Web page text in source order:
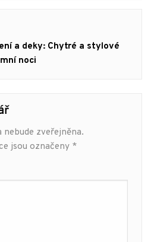
a deky: Chytré a stylové
noci
nebude zveřejněna.
jsou označeny *